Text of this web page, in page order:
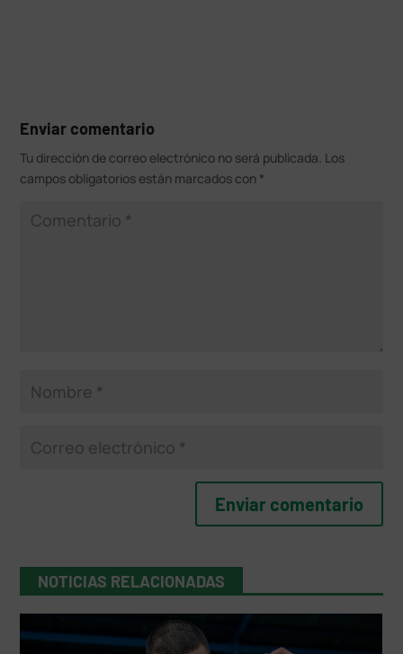
Enviar comentario
Tu dirección de correo electrónico no será publicada. Los
campos obligatorios están marcados con *
NOTICIAS RELACIONADAS